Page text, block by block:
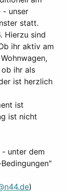
- unser
statt.
Hierzu sind
ihr aktiv am
ihr als
ist herzlich
ist
ist nicht
unter dem
)